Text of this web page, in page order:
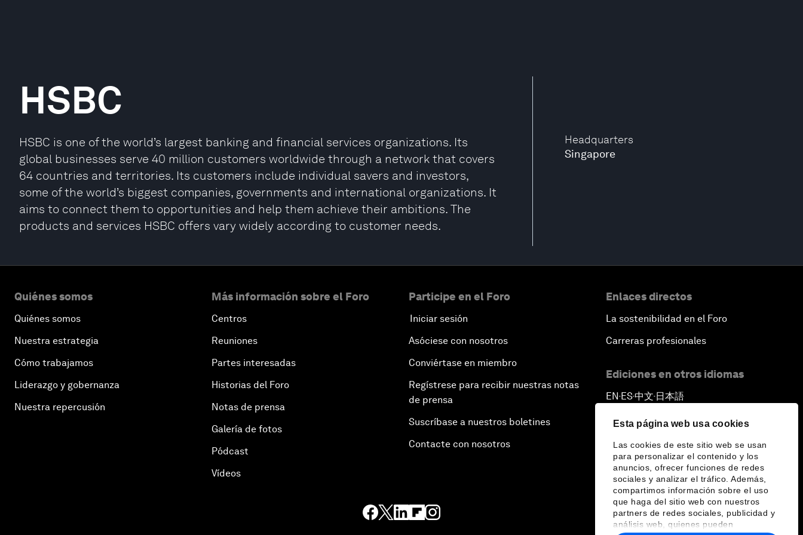
Esta página web usa cookies
Las cookies de este sitio web se usan
para personalizar el contenido y los
anuncios, ofrecer funciones de redes
sociales y analizar el tráfico. Además,
compartimos información sobre el uso
que haga del sitio web con nuestros
partners de redes sociales, publicidad y
análisis web, quienes pueden
Headquarters
Singapore
HSBC
HSBC is one of the world’s largest banking and financial services organizations. Its
global businesses serve 40 million customers worldwide through a network that covers
64 countries and territories. Its customers include individual savers and investors,
some of the world’s biggest companies, governments and international organizations. It
aims to connect them to opportunities and help them achieve their ambitions. The
products and services HSBC offers vary widely according to customer needs.
Quiénes somos
Quiénes somos
Nuestra estrategia
Cómo trabajamos
Liderazgo y gobernanza
Nuestra repercusión
Más información sobre el Foro
Centros
Reuniones
Partes interesadas
Historias del Foro
Notas de prensa
Galería de fotos
Pódcast
Vídeos
Participe en el Foro
Iniciar sesión
Asóciese con nosotros
Conviértase en miembro
Regístrese para recibir nuestras notas
de prensa
Suscríbase a nuestros boletines
Contacte con nosotros
Enlaces directos
La sostenibilidad en el Foro
Carreras profesionales
Ediciones en otros idiomas
EN ▪ES▪中文▪ 日本語